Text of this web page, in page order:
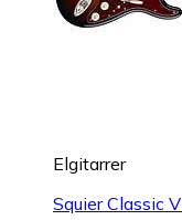
Elgitarrer
Squier Classic